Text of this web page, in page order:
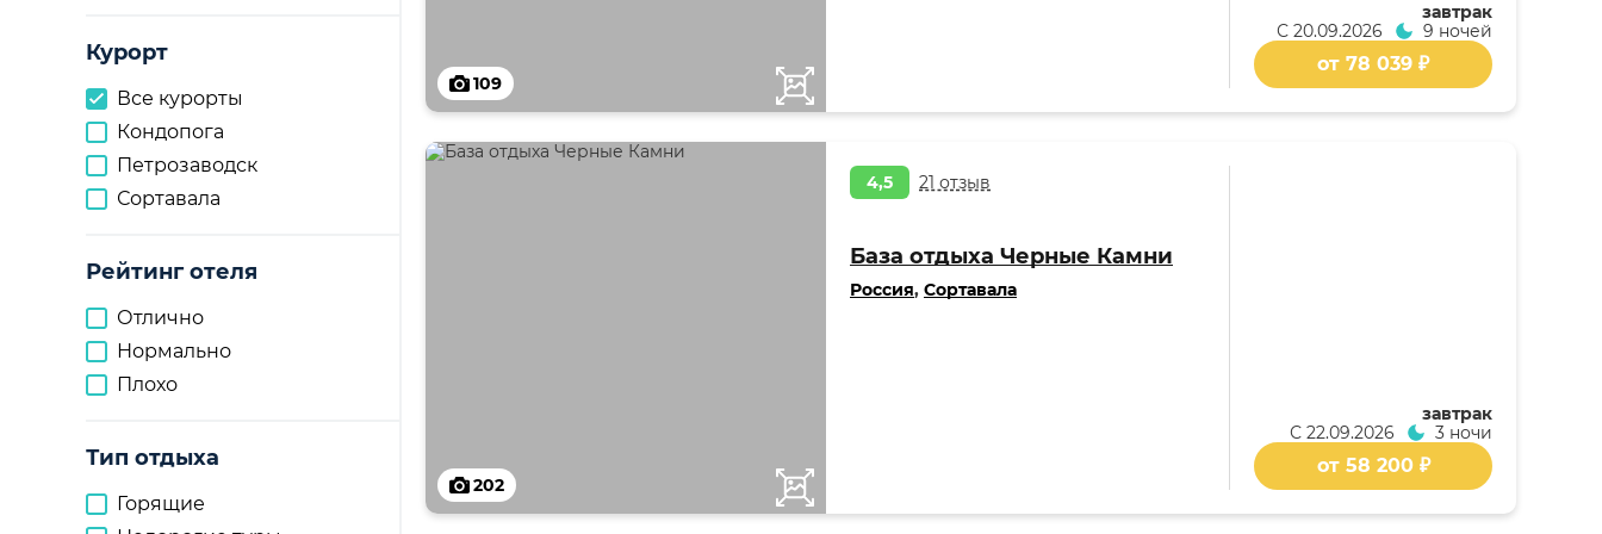
Курорт
Все курорты
Кондопога
Петрозаводск
Сортавала
Рейтинг отеля
Отлично
Нормально
Плохо
Тип отдыха
Горящие
109
завтрак
С 20.09.2026 9 ночей
от 78 039 ₽
202
4,5 21 отзыв
База отдыха Черные Камни
Россия, Сортавала
завтрак
С 22.09.2026 3 ночи
от 58 200 ₽